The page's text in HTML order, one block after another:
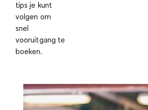
tips je kunt
volgen om
snel
vooruitgang te
boeken.